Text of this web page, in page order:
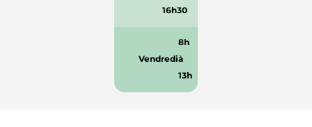
16h30
Vendredi
8h
à
13h